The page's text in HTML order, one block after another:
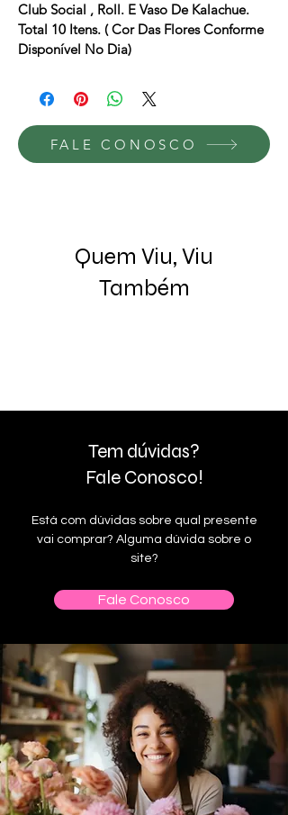
Club Social , Roll. E Vaso De Kalachue.
Total 10 Itens. ( Cor Das Flores Conforme
Disponível No Dia)
FALE CONOSCO
Quem Viu, Viu
Também
Tem dúvidas?
Fale Conosco!
Está com dúvidas sobre qual presente
vai comprar? Alguma dúvida sobre o
site?
Fale Conosco